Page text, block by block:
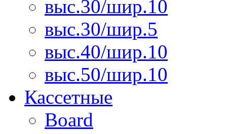
выс.30/шир.10
выс.30/шир.5
выс.40/шир.10
выс.50/шир.10
Кассетные
Board